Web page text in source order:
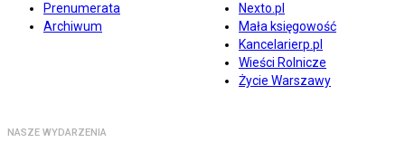
Prenumerata
Archiwum
Nexto.pl
Mała księgowość
Kancelarierp.pl
Wieści Rolnicze
Życie Warszawy
NASZE WYDARZENIA